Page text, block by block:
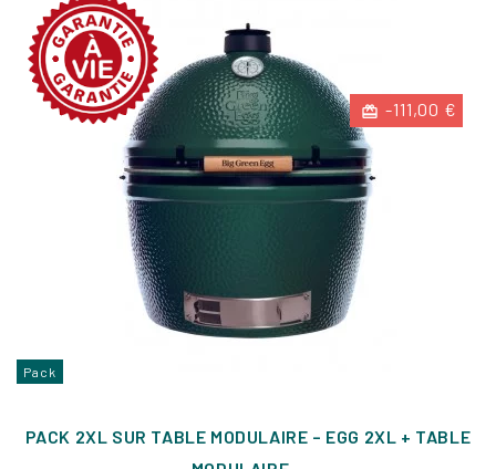
-111,00 €
Pack
PACK 2XL SUR TABLE MODULAIRE – EGG 2XL + TABLE